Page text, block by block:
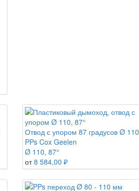
Отвод с упором 87 градусов Ø 110
PPs Cox Geelen
Ø 110, 87°
от 8 584,00 ₽